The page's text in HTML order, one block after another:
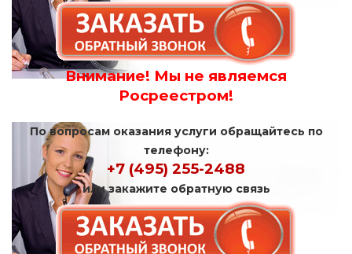
Внимание! Мы не являемся
Росреестром!
По вопросам оказания услуги обращайтесь по
телефону:
+7 (495) 255-2488
или закажите обратную связь